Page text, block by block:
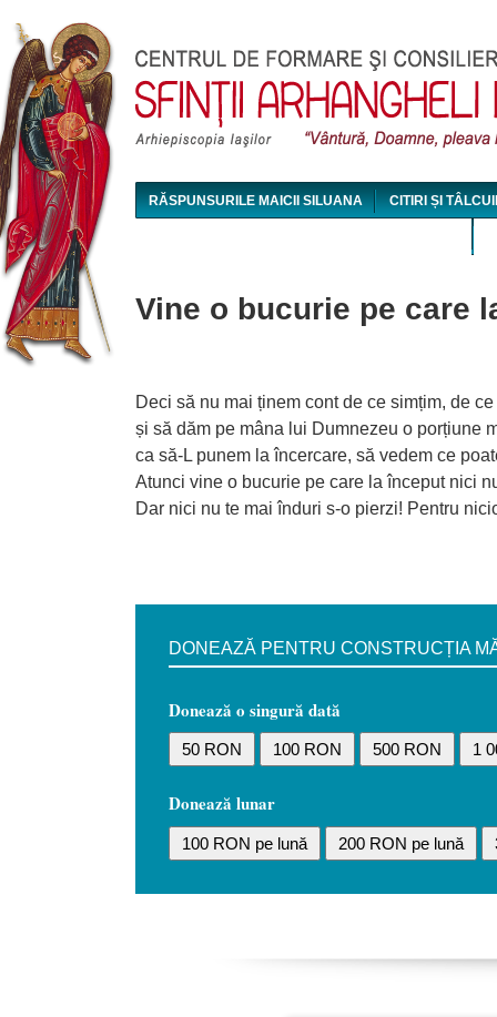
RĂSPUNSURILE MAICII SILUANA CITIRI ȘI
Vine o bucurie pe care
Deci să nu mai ținem cont de ce simțim, de
și să dăm pe mâna lui Dumnezeu o porțiune
ca să-L punem la încercare, să vedem ce
Atunci vine o bucurie pe care la început nici
Dar nici nu te mai înduri s-o pierzi! Pentru
DONEAZĂ PENTRU CONSTRUCȚIA
Donează o singură dată
50 RON 100 RON 500 RON 1
Donează lunar
100 RON pe lună 200 RON pe lună